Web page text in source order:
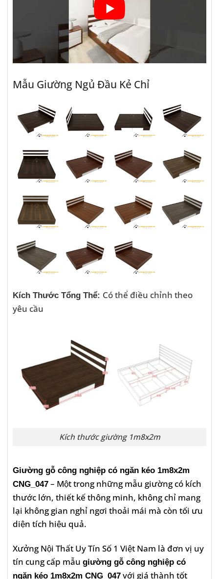
Mẫu Giường Ngủ Đầu Kẻ Chỉ
Kích Thước Tổng Thể: Có thể điều chỉnh theo
yêu cầu
Kích thước giường 1m8x2m
Giường gỗ công nghiệp có ngăn kéo 1m8x2m
CNG_047 – Một trong những mẫu giường có kích
thước lớn, thiết kế thông minh, không chỉ mang
lại không gian nghỉ ngơi thoải mái mà còn tối ưu
diện tích hiệu quả.
Xưởng Nội Thất Uy Tín Số 1 Việt Nam là đơn vị uy
tín cung cấp mẫu giường gỗ công nghiệp có
ngăn kéo 1m8x2m CNG_047 với giá thành tốt